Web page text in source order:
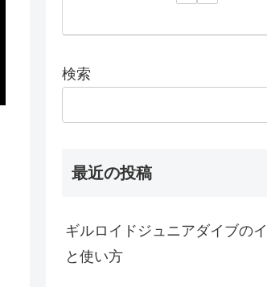
検索
最近の投稿
ギルロイドジュニアダイブの
と使い方